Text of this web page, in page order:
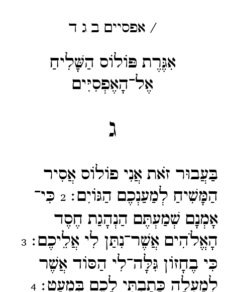
/ אפסיים ב ג ד
אִגֶּרֶת פּוֹלוֹס הַשָּׁלִיחַ
אֶל־הָאֶפְסִיִּים
ג
בַּעֲבוּר זֹאת אֲנִי פוֹלוֹס אֲסִיר
הַמָּשִׁיחַ לְמַעַנְכֶם הַגּוֹיִם׃2 כִּי־​
אָמְנָם שְׁמַעְתֶּם הַנְהָגַת חֶסֶד
הָאֱלֹהִים אֲשֶׁר־​נִתַּן לִי אֲלֵיכֶם׃3
כִּי בֶחָזוֹן גִּלָּה־​לִי הַסּוֹד אֲשֶׁר
לְמַעְלָה כָּתַבְתִּי לָכֶם בִּמְעָט׃4